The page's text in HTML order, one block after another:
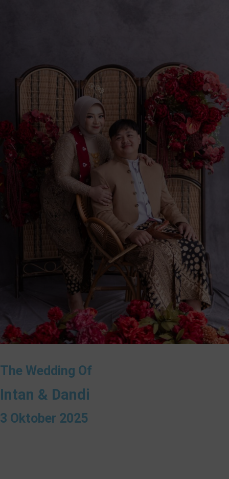
The Wedding Of
Intan & Dandi
3 Oktober 2025